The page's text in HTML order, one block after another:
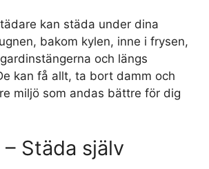
kan städa under dina
bakom kylen, inne i frysen,
och längs
kan få allt, ta bort damm och
miljö som andas bättre för dig
Städa själv